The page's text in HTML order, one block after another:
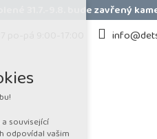
31.7.-9.8. bude zavřený
po-pá 9:00-17:00
související
odpovídal vašim